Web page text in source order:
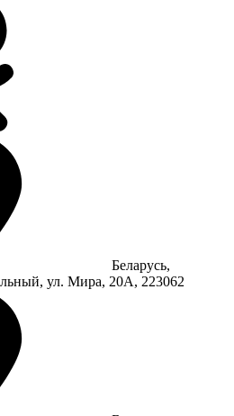
Беларусь,
ул. Мира, 20А, 223062